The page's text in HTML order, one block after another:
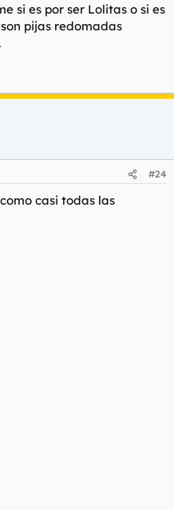
las confundan con
62928/objetivo-euskadi-a-
si es por ser Lolitas o si es
pijas redomadas
#24
casi todas las